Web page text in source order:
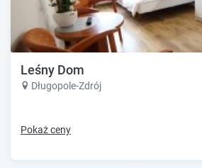
Leśny Dom
Długopole-Zdrój
Pokaż ceny